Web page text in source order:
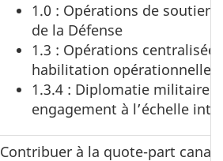
1.0 : Opérations de soutien
de la Défense
1.3 : Opérations
habilitation opérationnelle
1.3.4 : Diplomatie militaire
engagement à l’échelle
Contribuer à la quote-part